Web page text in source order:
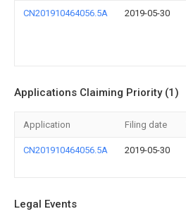
CN201910464056.5A 2019-05-30
Applications Claiming Priority (1)
Application Filing date
CN201910464056.5A 2019-05-30
Legal Events